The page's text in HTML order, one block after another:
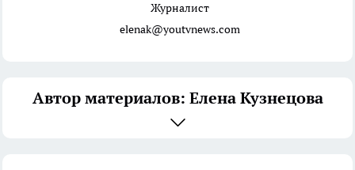
Журналист
elenak@youtvnews.com
Автор материалов: Елена Кузнецова